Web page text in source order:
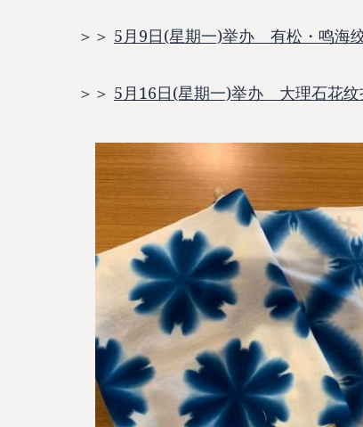
＞＞ 5月9日(星期一)举办 有松・鸣海
＞＞ 5月16日(星期一)举办 大理石花纹